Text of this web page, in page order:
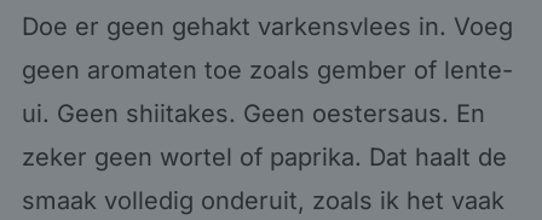
Doe er geen gehakt varkensvlees in. Voeg
geen aromaten toe zoals gember of lente-
ui. Geen shiitakes. Geen oestersaus. En
zeker geen wortel of paprika. Dat haalt de
smaak volledig onderuit, zoals ik het vaak